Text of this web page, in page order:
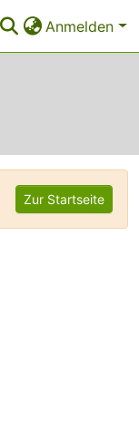
Anmelden
Zur Startseite